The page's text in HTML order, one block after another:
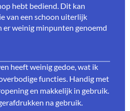
hebt bediend. Dit kan
van een schoon uiterlijk
er weinig minpunten genoemd
heeft weinig gedoe, wat ik
functies. Handig met
en makkelijk in gebruik.
na gebruik.